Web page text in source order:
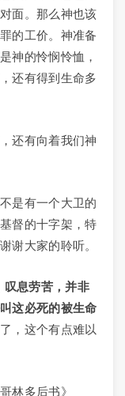
面。那么神也该
的工价。神准备
神的怜悯怜恤，
还有得到生命多
还有向着我们神
是有一个大卫的
督的十字架，特
谢大家的聆听。
叹息劳苦，并非
这必死的被生命
，这个有点难以
林多后书》